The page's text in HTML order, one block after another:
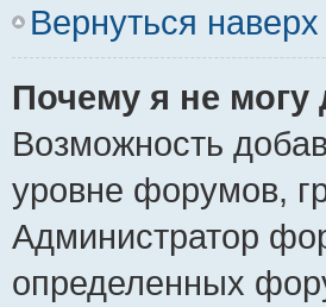
Вернуться наверх
Почему я не
Возможность
уровне форумов,
Администратор
определенных